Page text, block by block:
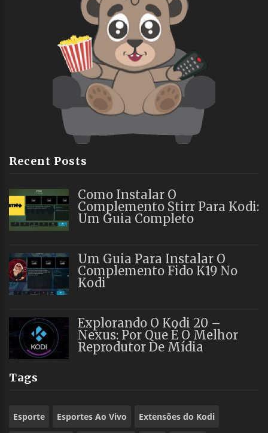
Recent Posts
Como Instalar O
Complemento Stirr Para Kodi:
Um Guia Completo
Um Guia Para Instalar O
Complemento Fido K19 No
Kodi
Explorando O Kodi 20 –
Nexus: Por Que É O Melhor
Reprodutor De Mídia
Tags
Esporte Esportes Ao Vivo Extensões do Kodi